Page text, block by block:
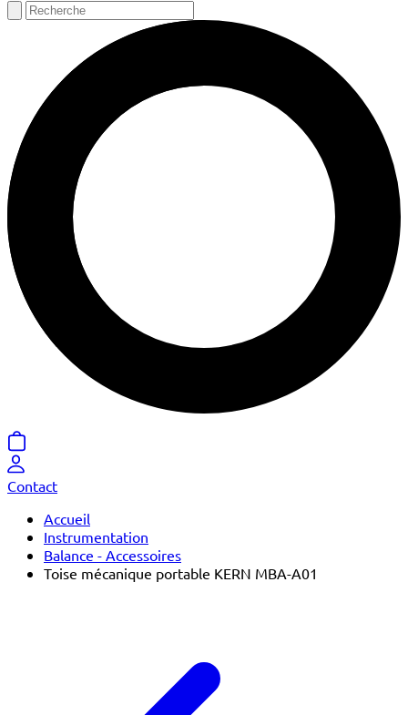
Contact
Accueil
Instrumentation
Balance - Accessoires
Toise mécanique portable KERN MBA-A01